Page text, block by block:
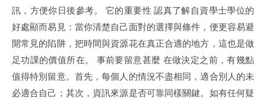
訊，方便你日後參考。 它的重要性 認真了解自資學士學位的
好處顯而易見：當你清楚自己面對的選擇與條件，便更容易避
開常見的陷阱，把時間與資源花在真正合適的地方，這也是做
足功課的價值所在。 事前要留意甚麼 在做決定之前，有幾點
值得特別留意。首先，每個人的情況不盡相同，適合別人的未
必適合自己；其次，資訊來源是否可靠同樣關鍵。如有任何疑